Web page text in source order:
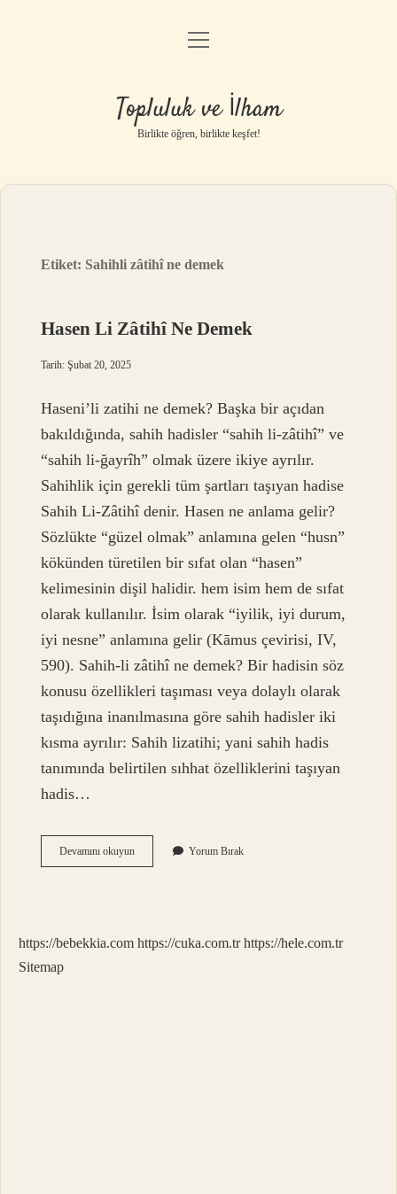
Anasayfa
Gizlilik Politikası
Yasal Uyarı
menüyü
Topluluk ve İlham
Birlikte öğren, birlikte keşfet!
Etiket: Sahihli zâtihî ne demek
Hasen Li Zâtihî Ne Demek
Tarih: Şubat 20, 2025
Haseni’li zatihi ne demek? Başka bir açıdan
bakıldığında, sahih hadisler “sahih li-zâtihî” ve
“sahih li-ğayrîh” olmak üzere ikiye ayrılır.
Sahihlik için gerekli tüm şartları taşıyan hadise
Sahih Li-Zâtihî denir. Hasen ne anlama gelir?
Sözlükte “güzel olmak” anlamına gelen “husn”
kökünden türetilen bir sıfat olan “hasen”
kelimesinin dişil halidir. hem isim hem de sıfat
olarak kullanılır. İsim olarak “iyilik, iyi durum,
iyi nesne” anlamına gelir (Kāmus çevirisi, IV,
590). Sahih-li zâtihî ne demek? Bir hadisin söz
konusu özellikleri taşıması veya dolaylı olarak
taşıdığına inanılmasına göre sahih hadisler iki
kısma ayrılır: Sahih lizatihi; yani sahih hadis
tanımında belirtilen sıhhat özelliklerini taşıyan
hadis…
Devamını okuyunHasen
Li
Yorum Bırak
https://bebekkia.com https://cuka.com.tr https://hele.com.tr
Sitemap